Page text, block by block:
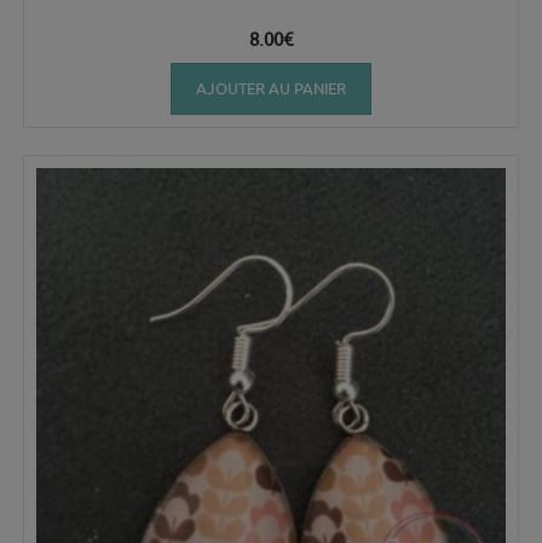
8.00€
AJOUTER AU PANIER